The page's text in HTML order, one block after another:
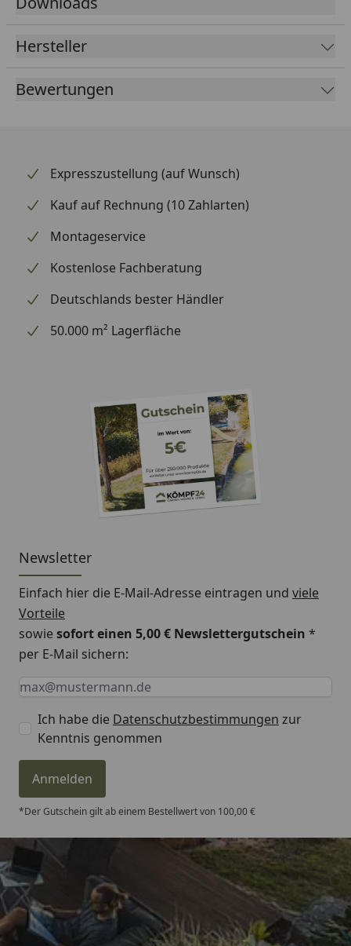
Hersteller
Bewertungen
Expresszustellung (auf Wunsch)
Kauf auf Rechnung (10 Zahlarten)
Montageservice
Kostenlose Fachberatung
Deutschlands bester Händler
50.000 m² Lagerfläche
Newsletter
Einfach hier die E-Mail-Adresse eintragen und viele
Vorteile
sowiesofort einen 5,00 € Newslettergutschein *
per E-Mail sichern:
Keine Eingabe erforderlich
Eingabe erforderlich
E-Mail *
Ich habe die Datenschutzbestimmungen zur
Kenntnis genommen
Anmelden
*Der Gutschein gilt ab einem Bestellwert von 100,00 €
Trusted Shops
4,81/ 5